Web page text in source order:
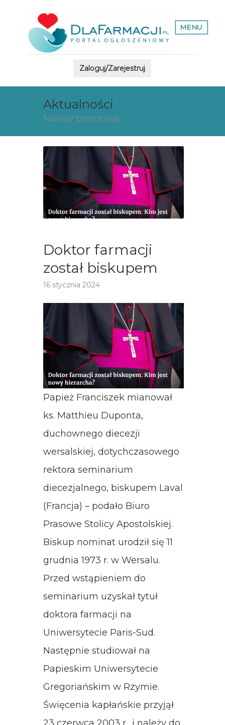
MENU
Zaloguj/Zarejestruj
Aktualności
Newsy branżowe
Doktor farmacji
został biskupem
16 stycznia 2024
Papież Franciszek mianował
ks. Matthieu Duponta,
duchownego diecezji
wersalskiej, dotychczasowego
rektora seminarium
diecezjalnego, biskupem Laval
(Francja) – podało Biuro
Prasowe Stolicy Apostolskiej.
Biskup nominat urodził się 11
grudnia 1973 r. w Wersalu.
Przed wstąpieniem do
seminarium uzyskał tytuł
doktora farmacji na
Uniwersytecie Paris-Sud.
Następnie studiował na
Papieskim Uniwersytecie
Gregoriańskim w Rzymie.
Święcenia kapłańskie przyjął
23 czerwca 2003 r., i należy do